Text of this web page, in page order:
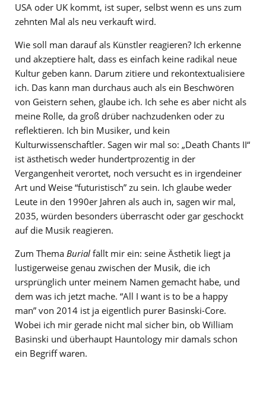
USA oder UK kommt, ist super, selbst wenn es uns zum
zehnten Mal als neu verkauft wird.
Wie soll man darauf als Künstler reagieren? Ich erkenne
und akzeptiere halt, dass es einfach keine radikal neue
Kultur geben kann. Darum zitiere und rekontextualisiere
ich. Das kann man durchaus auch als ein Beschwören
von Geistern sehen, glaube ich. Ich sehe es aber nicht als
meine Rolle, da groß drüber nachzudenken oder zu
reflektieren. Ich bin Musiker, und kein
Kulturwissenschaftler. Sagen wir mal so: „Death Chants II“
ist ästhetisch weder hundertprozentig in der
Vergangenheit verortet, noch versucht es in irgendeiner
Art und Weise “futuristisch” zu sein. Ich glaube weder
Leute in den 1990er Jahren als auch in, sagen wir mal,
2035, würden besonders überrascht oder gar geschockt
auf die Musik reagieren.
Zum Thema Burial fällt mir ein: seine Ästhetik liegt ja
lustigerweise genau zwischen der Musik, die ich
ursprünglich unter meinem Namen gemacht habe, und
dem was ich jetzt mache. “All I want is to be a happy
man” von 2014 ist ja eigentlich purer Basinski-Core.
Wobei ich mir gerade nicht mal sicher bin, ob William
Basinski und überhaupt Hauntology mir damals schon
ein Begriff waren.